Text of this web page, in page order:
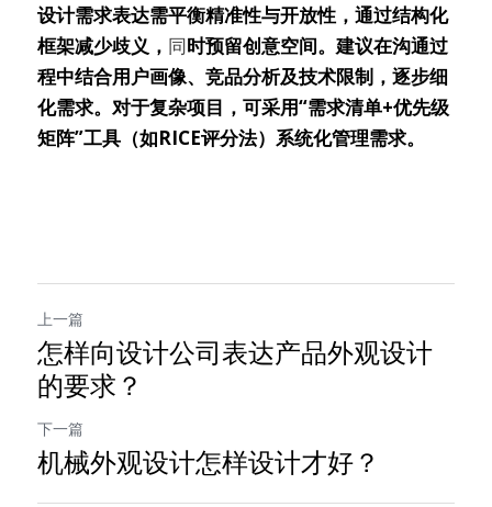
设计需求表达需平衡精准性与开放性，通过结构化
框架减少歧义， 同时预留创意空间。建议在沟通过
程中结合用户画像、竞品分析及技术限制，逐步细
化需求。对于复杂项目，可采用“需求清单+优先级
矩阵”工具（如RICE评分法）系统化管理需求。
上一篇
怎样向设计公司表达产品外观设计
的要求？
下一篇
机械外观设计怎样设计才好？